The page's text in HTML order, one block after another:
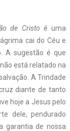
de Cristo é uma
cai do Céu e
A sugestão é que
está relatado na
A Trindade
diante de tanto
hoje a Jesus pelo
dele, pendurado
garantia de nossa